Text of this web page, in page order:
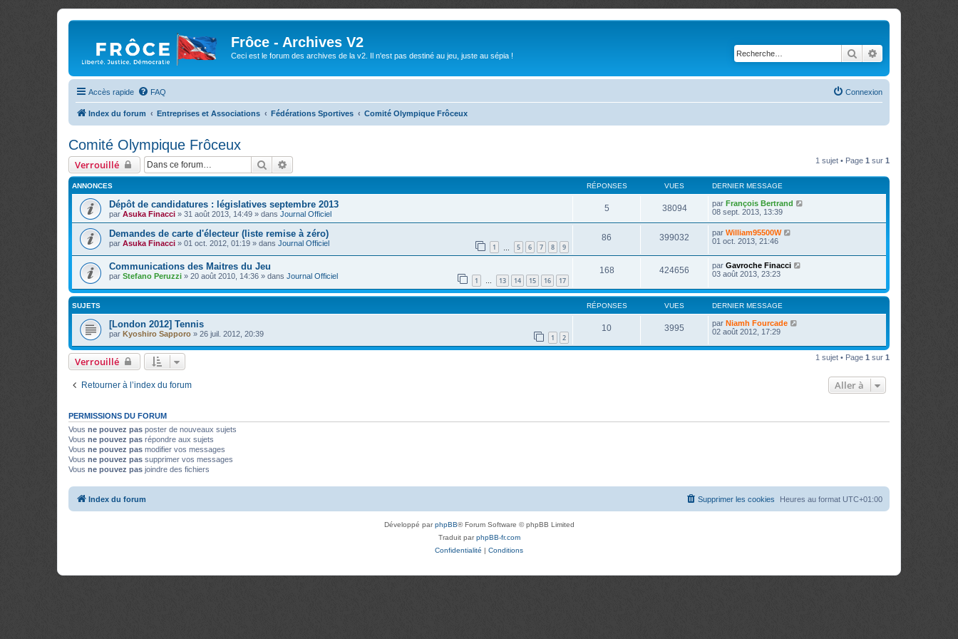
Frôce - Archives V2
Ceci est le forum des archives de la v2. Il n'est pas destiné au jeu, juste au sépia ! Rechercher
Accès rapide FAQ Connexion
Index du forum Entreprises et Associations Fédérations Sportives Comité Olympique Frôceux
Comité Olympique Frôceux
Verrouillé Rechercher 1 sujet • Page 1 sur 1
ANNONCES RÉPONSES VUES DERNIER MESSAGE
Dépôt de candidatures : législatives septembre 2013
par Asuka Finacci » 31 août 2013, 14:49 » dans Journal Officiel
5 38094 par François Bertrand
08 sept. 2013, 13:39
Demandes de carte d'électeur (liste remise à zéro)
par Asuka Finacci » 01 oct. 2012, 01:19 » dans Journal Officiel 1 5 6 7 8 9
86 399032 par William95500W
01 oct. 2013, 21:46
Communications des Maitres du Jeu
par Stefano Peruzzi » 20 août 2010, 14:36 » dans Journal Officiel 1 … 13 14 15 16 17
168 424656 par Gavroche Finacci
03 août 2013, 23:23
SUJETS RÉPONSES VUES DERNIER MESSAGE
[London 2012] Tennis
par Kyoshiro Sapporo » 26 juil. 2012, 20:39 1 2
10 3995 par Niamh Fourcade
02 août 2012, 17:29
Verrouillé 1 sujet • Page 1 sur 1
Retourner à l’index du forum Aller à
PERMISSIONS DU FORUM
Vous ne pouvez pas poster de nouveaux sujets
Vous ne pouvez pas répondre aux sujets
Vous ne pouvez pas modifier vos messages
Vous ne pouvez pas supprimer vos messages
Vous ne pouvez pas joindre des fichiers
Index du forum Heures au format UTC+01:00
Supprimer les cookies
Développé parphpBB® Forum Software © phpBB Limited
Traduit parphpBB-fr.com
Confidentialité | Conditions